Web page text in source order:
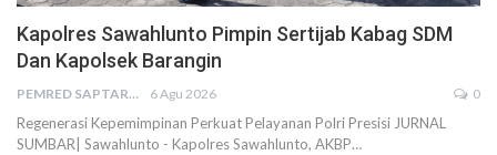
Kapolres Sawahlunto Pimpin Sertijab Kabag SDM
Dan Kapolsek Barangin
PEMRED SAPTARIUS 6 Agu 2026 0
Regenerasi Kepemimpinan Perkuat Pelayanan Polri Presisi JURNAL
SUMBAR| Sawahlunto - Kapolres Sawahlunto, AKBP…